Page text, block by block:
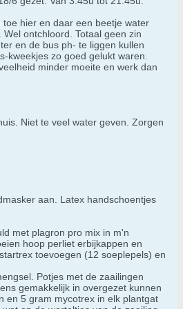
toe hier en daar een beetje water
ontchloord. Totaal geen zin
en de bus ph- te liggen kullen
kweekjes zo goed gelukt waren.
minder moeite en werk dan
Niet te veel water geven. Zorgen
aan. Latex handschoentjes
met plagron pro mix in m'n
hoop perliet erbijkappen en
toevoegen (12 soeplepels) en
Potjes met de zaailingen
gemakkelijk in overgezet kunnen
en 5 gram mycotrex in elk plantgat